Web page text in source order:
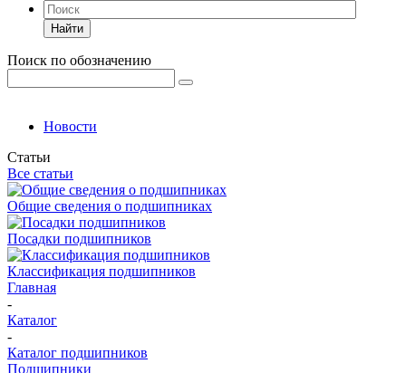
Найти
Поиск по обозначению
Новости
Статьи
Все статьи
Общие сведения о подшипниках
Посадки подшипников
Классификация подшипников
Главная
-
Каталог
-
Каталог подшипников
Подшипники